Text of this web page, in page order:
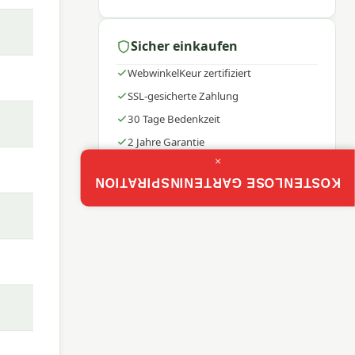
Die
Sicher einkaufen
WebwinkelKeur zertifiziert
SSL-gesicherte Zahlung
30 Tage Bedenkzeit
2 Jahre Garantie
KOSTENLOSE GARTENINSPIRATION
×